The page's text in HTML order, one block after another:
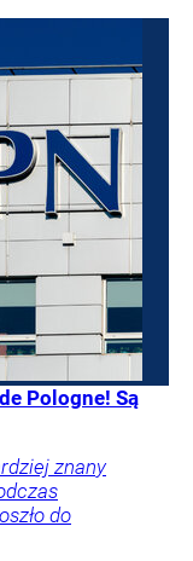
Pologne! Są
znany
do